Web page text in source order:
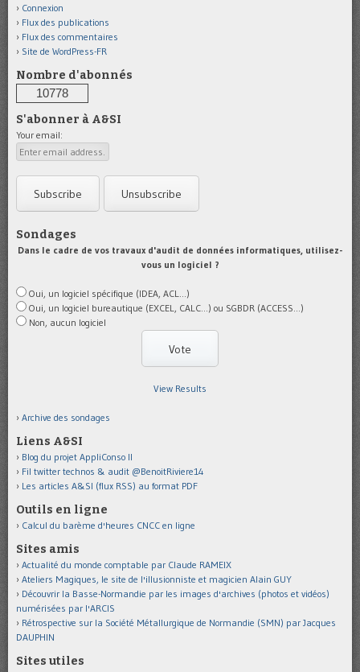
Connexion
Flux des publications
Flux des commentaires
Site de WordPress-FR
Nombre d'abonnés
10778
S'abonner à A&SI
Your email:
Sondages
Dans le cadre de vos travaux d'audit de données informatiques, utilisez-
vous un logiciel ?
Oui, un logiciel spécifique (IDEA, ACL...)
Oui, un logiciel bureautique (EXCEL, CALC...) ou SGBDR (ACCESS...)
Non, aucun logiciel
View Results
Archive des sondages
Liens A&SI
Blog du projet AppliConso II
Fil twitter technos & audit @BenoitRiviere14
Les articles A&SI (flux RSS) au format PDF
Outils en ligne
Calcul du barème d'heures CNCC en ligne
Sites amis
Actualité du monde comptable par Claude RAMEIX
Ateliers Magiques, le site de l'illusionniste et magicien Alain GUY
Découvrir la Basse-Normandie par les images d'archives (photos et vidéos)
numérisées par l'ARCIS
Rétrospective sur la Société Métallurgique de Normandie (SMN) par Jacques
DAUPHIN
Sites utiles